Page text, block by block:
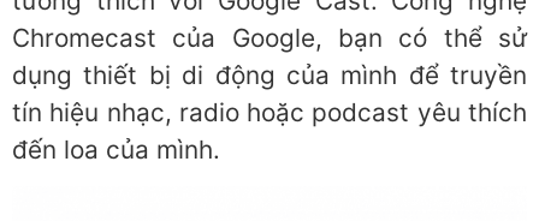
Chromecast của Google, bạn có thể sử
dụng thiết bị di động của mình để truyền
tín hiệu nhạc, radio hoặc podcast yêu thích
đến loa của mình.